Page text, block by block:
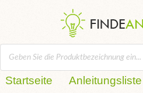
Startseite Anleitungsliste